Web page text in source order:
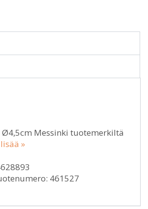
Ø4,5cm Messinki tuotemerkiltä
»
461527